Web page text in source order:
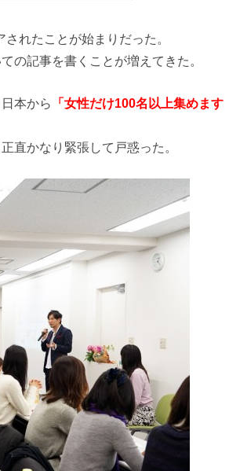
れたことが始まりだった。
の記事を書くことが増えてきた。
本から
「女性だけ100名以上集めます
直かなり緊張して戸惑った。